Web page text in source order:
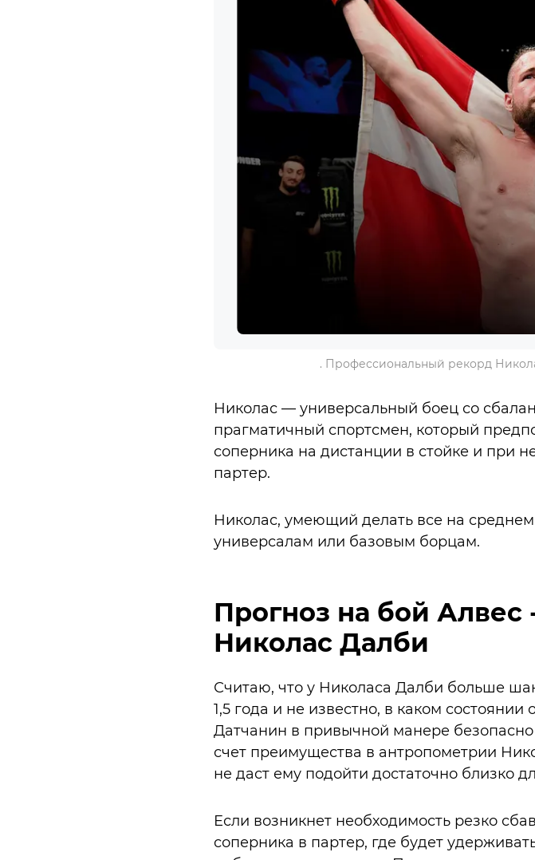
. Профессиональный рекорд
Николас — универсальный боец со
прагматичный спортсмен, который
соперника на дистанции в стойке и при
партер.
Николас, умеющий делать все на
универсалам или базовым борцам.
Прогноз на бой
Николас Далби
Считаю, что у Николаса Далби больше
1,5 года и не известно, в каком
Датчанин в привычной манере
счет преимущества в антропометрии
не даст ему подойти достаточно близко
Если возникнет необходимость резко
соперника в партер, где будет